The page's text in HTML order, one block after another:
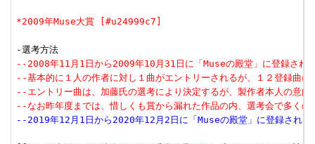
*2009年Muse大賞 [#u24999c7]
-選考方法
--2008年11月1日から2009年10月31日に「Museの殿堂」に登録され
--基本的に１人の作者に対し１曲がエントリーされるが、１２登録曲
--エントリー曲は、加藤氏の選考により決定するが、製作者本人の意
--なお昨年度までは、惜しくも賞から漏れた作品の内、選考会で多く
--2019年12月1日から2020年12月2日に「Museの殿堂」に登録された